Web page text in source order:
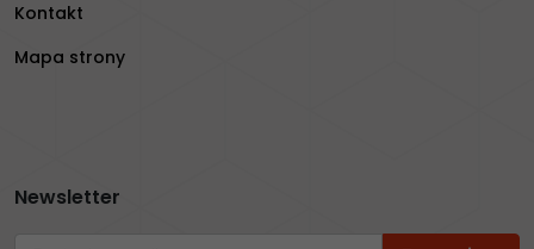
Kontakt
Mapa strony
Newsletter